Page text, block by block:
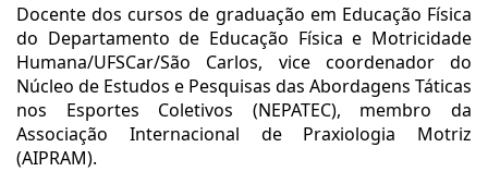
Docente dos cursos de graduação em Educação Física
do Departamento de Educação Física e Motricidade
Humana/UFSCar/São Carlos, vice coordenador do
Núcleo de Estudos e Pesquisas das Abordagens Táticas
nos Esportes Coletivos (NEPATEC), membro da
Associação Internacional de Praxiologia Motriz
(AIPRAM).